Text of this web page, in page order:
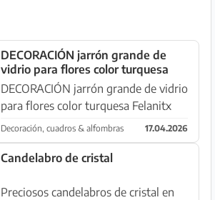
DECORACIÓN jarrón grande de
vidrio para flores color turquesa
DECORACIÓN jarrón grande de vidrio
para flores color turquesa Felanitx
Decoración, cuadros & alfombras 17.04.2026
Candelabro de cristal
Preciosos candelabros de cristal en